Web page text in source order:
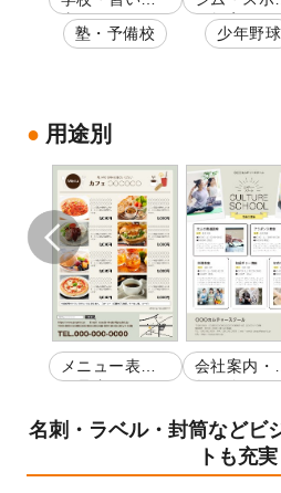
事・スクール
塾・予備校
ツ教室
少年野球
用途別
メニュー表・
お品書き
会社案内・店
舗紹介
名刺・ラベル・封筒などビ
トも充実